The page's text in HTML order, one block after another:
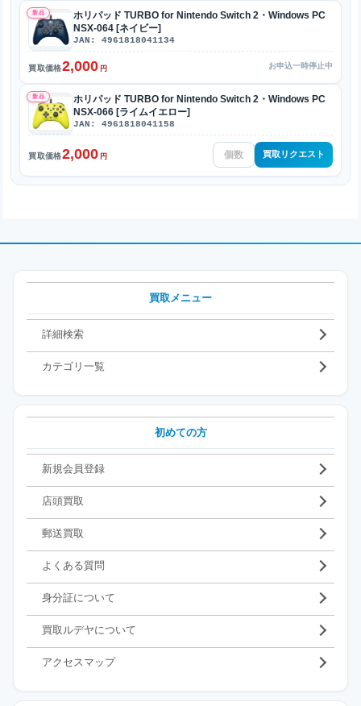
新品
ホリパッド TURBO for Nintendo Switch 2・Windows PC
NSX-064 [ネイビー]
JAN: 4961818041134
買取価格2,000 円 お申込一時停止中
新品
ホリパッド TURBO for Nintendo Switch 2・Windows PC
NSX-066 [ライムイエロー]
JAN: 4961818041158
買取価格2,000 円 買取リクエスト
買取メニュー
詳細検索
カテゴリ一覧
初めての方
新規会員登録
店頭買取
郵送買取
よくある質問
身分証について
買取ルデヤについて
アクセスマップ